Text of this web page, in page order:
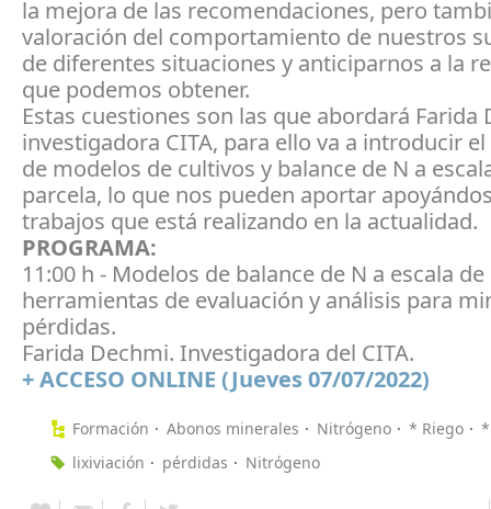
la mejora de las recomendaciones, pero
valoración del comportamiento de nuestros
de diferentes situaciones y anticiparnos a la
que podemos obtener.
Estas cuestiones son las que abordará Farida
investigadora CITA, para ello va a introducir
de modelos de cultivos y balance de N a
parcela, lo que nos pueden aportar
trabajos que está realizando en la actualidad.
PROGRAMA:
11:00 h - Modelos de balance de N a escala
herramientas de evaluación y análisis para
pérdidas.
Farida Dechmi. Investigadora del CITA.
+ ACCESO ONLINE (Jueves 07/07/2022)
Formación Abonos minerales Nitrógeno * Riego
*
lixiviación
pérdidas Nitrógeno